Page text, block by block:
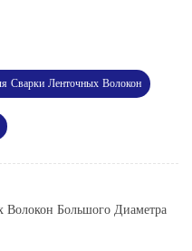
Сварки Ленточных Волокон
Большого Диаметра